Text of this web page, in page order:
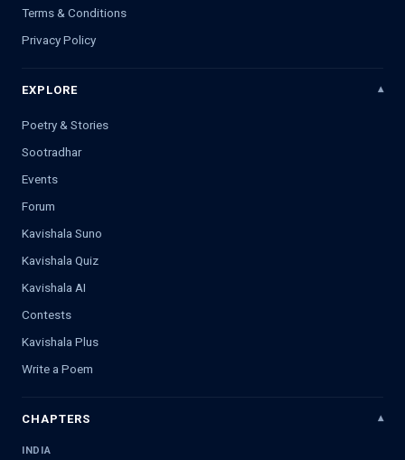
Terms & Conditions
Privacy Policy
EXPLORE
Poetry & Stories
Sootradhar
Events
Forum
Kavishala Suno
Kavishala Quiz
Kavishala AI
Contests
Kavishala Plus
Write a Poem
CHAPTERS
INDIA